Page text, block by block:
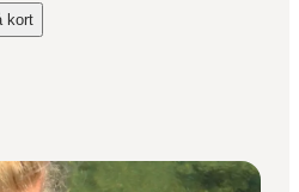
Museum"
kort Tekniske Museum on_map